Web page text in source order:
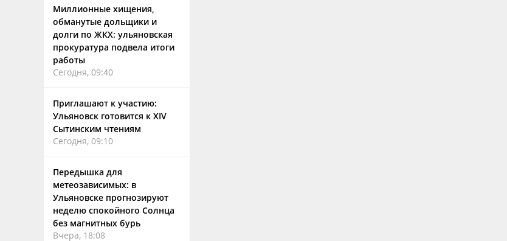
Миллионные хищения,
обманутые дольщики и
долги по ЖКХ: ульяновская
прокуратура подвела итоги
работы
Сегодня, 09:40
Приглашают к участию:
Ульяновск готовится к XIV
Сытинским чтениям
Сегодня, 09:10
Передышка для
метеозависимых: в
Ульяновске прогнозируют
неделю спокойного Солнца
без магнитных бурь
Вчера, 18:08